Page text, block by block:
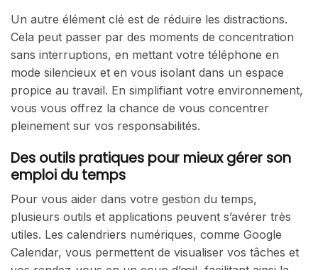
Un autre élément clé est de réduire les distractions.
Cela peut passer par des moments de concentration
sans interruptions, en mettant votre téléphone en
mode silencieux et en vous isolant dans un espace
propice au travail. En simplifiant votre environnement,
vous vous offrez la chance de vous concentrer
pleinement sur vos responsabilités.
Des outils pratiques pour mieux gérer son
emploi du temps
Pour vous aider dans votre gestion du temps,
plusieurs outils et applications peuvent s’avérer très
utiles. Les calendriers numériques, comme Google
Calendar, vous permettent de visualiser vos tâches et